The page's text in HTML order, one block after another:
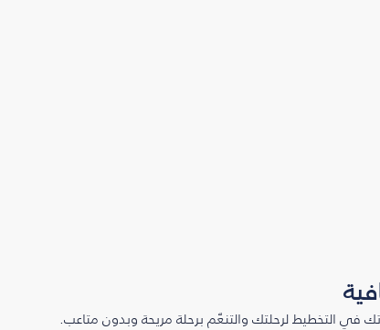
في التخطيط لرحلتك والتنعّم برحلة مريحة وبدون متاعب.